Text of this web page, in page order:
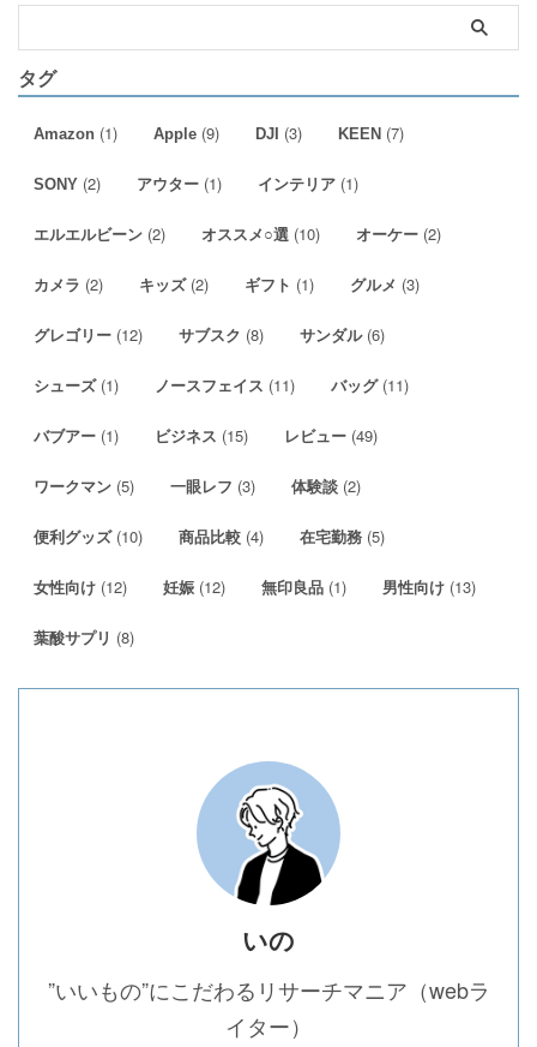
タグ
Amazon (1) Apple (9) DJI (3) KEEN (7)
SONY (2) アウター (1) インテリア (1)
エルエルビーン (2) オススメ○選 (10) オーケー (2)
カメラ (2) キッズ(2) ギフト (1) グルメ (3)
グレゴリー (12) サブスク (8) サンダル(6)
シューズ(1) ノースフェイス (11) バッグ(11)
バブアー (1) ビジネス (15) レビュー (49)
ワークマン (5) 一眼レフ (3) 体験談 (2)
便利グッズ(10) 商品比較 (4) 在宅勤務 (5)
女性向け (12) 妊娠 (12) 無印良品 (1) 男性向け (13)
葉酸サプリ (8)
いの
”いいもの”にこだわるリサーチマニア（webラ
イター）